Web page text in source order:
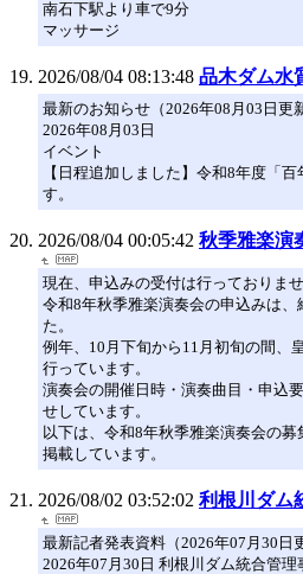
南石下駅より車で9分
マッサージ
2026/08/04 08:13:48 品木ダム水
最新のお知らせ（2026年08月03日更
2026年08月03日
イベント
【日程追加しました】令和8年度「
す。
2026/08/04 00:05:42 秋季雅楽演
現在、申込みの受付は行っておりませ
令和8年秋季雅楽演奏会の申込みは、
た。
例年、10月下旬から11月初旬の間、
行っています。
演奏会の開催日時・演奏曲目・申込
せしています。
以下は、令和8年秋季雅楽演奏会の
掲載しています。
2026/08/02 03:52:02 利根川ダム
最新記者発表資料（2026年07月30日
2026年07月30日 利根川ダム統合管理